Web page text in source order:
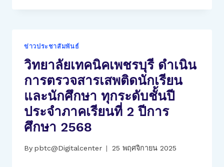
ความ
กำลัง
พี่
น้อง
ชาว
ใต้
ข่าวประชาสัมพันธ์
วิทยาลัยเทคนิคเพชรบุรี ดำเนิน
การตรวจสารเสพติดนักเรียน
และนักศึกษา ทุกระดับชั้นปี
ประจำภาคเรียนที่ 2 ปีการ
ศึกษา 2568
By pbtc@Digitalcenter 25 พฤศจิกายน 2025